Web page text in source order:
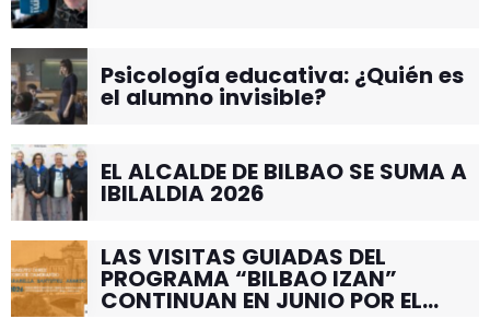
Psicología educativa: ¿Quién es
el alumno invisible?
EL ALCALDE DE BILBAO SE SUMA A
IBILALDIA 2026
LAS VISITAS GUIADAS DEL
PROGRAMA “BILBAO IZAN”
CONTINUAN EN JUNIO POR EL